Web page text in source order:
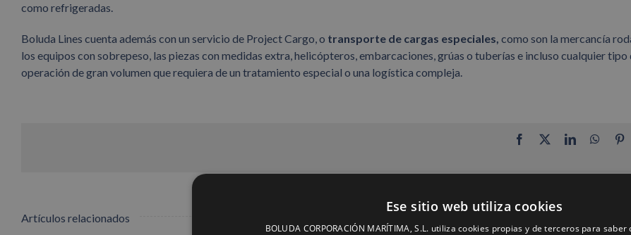
como refrigeradas.
Boluda Lines cuenta además con un servicio de Project Cargo, o transporte de cargas especiales, como son la mercancía
los equipos con sobrepeso, las piezas con medidas extra, helicópteros, embarcaciones, grúas o tuberías e incluso cualquier tipo
operación de gran volumen que requiera de un tratamiento especial o una logística compleja.
Facebook
X LinkedIn
Artículos relacionados
Ese sitio web utiliza cookies
BOLUDA CORPORACIÓN MARÍTIMA, S.L. utiliza cookies propias y de terceros para